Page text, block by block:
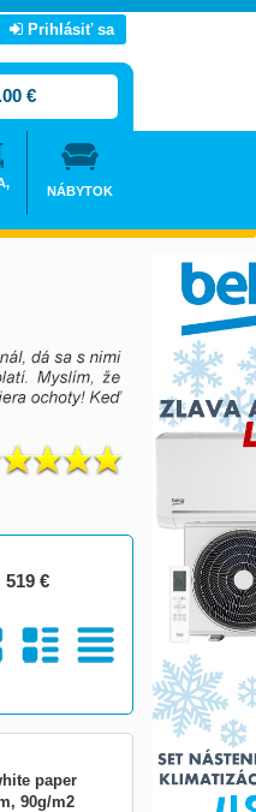
519 €
paper
90g/m2
Prihlásiť sa
€
NÁBYTOK